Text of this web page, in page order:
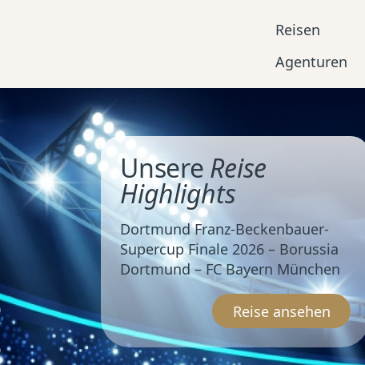
Reisen
Agenturen
Unsere Reise
Highlights
Dortmund Franz-Beckenbauer-
Supercup Finale 2026 – Borussia
Dortmund – FC Bayern München
Reise ansehen